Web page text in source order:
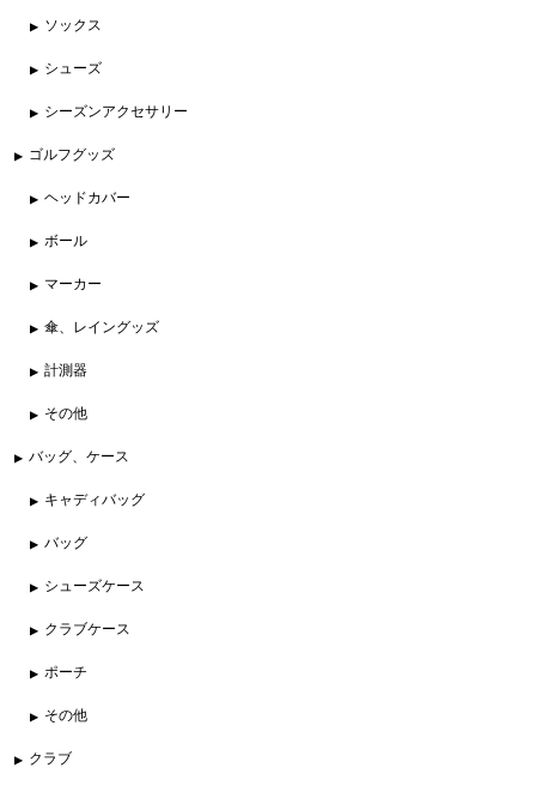
ソックス
シューズ
シーズンアクセサリー
ゴルフグッズ
ヘッドカバー
ボール
マーカー
傘、レイングッズ
計測器
その他
バッグ、ケース
キャディバッグ
バッグ
シューズケース
クラブケース
ポーチ
その他
クラブ